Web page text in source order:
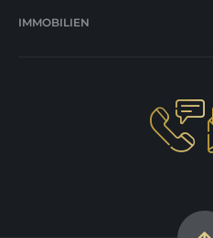
IMMOBILIEN